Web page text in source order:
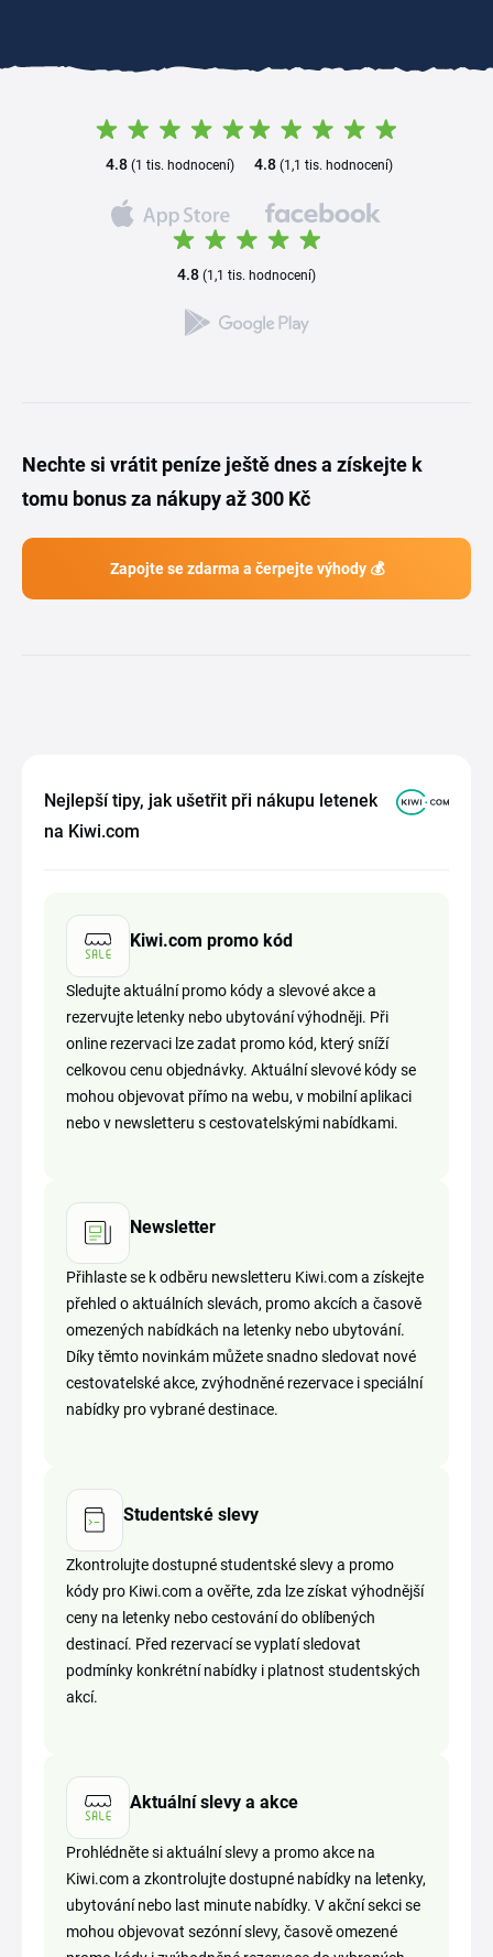
4.8 (1 tis. hodnocení) 4.8(1,1 tis. hodnocení)
4.8 (1,1 tis. hodnocení)
Nechte si vrátit peníze ještě dnes a získejte k
tomu bonus za nákupy až 300 Kč
Zapojte se zdarma a čerpejte výhody 💰
Nejlepší tipy, jak ušetřit při nákupu letenek
na Kiwi.com
Kiwi.com promo kód
Sledujte aktuální promo kódy a slevové akce a
rezervujte letenky nebo ubytování výhodněji. Při
online rezervaci lze zadat promo kód, který sníží
celkovou cenu objednávky. Aktuální slevové kódy se
mohou objevovat přímo na webu, v mobilní aplikaci
nebo v newsletteru s cestovatelskými nabídkami.
Newsletter
Přihlaste se k odběru newsletteru Kiwi.com a získejte
přehled o aktuálních slevách, promo akcích a časově
omezených nabídkách na letenky nebo ubytování.
Díky těmto novinkám můžete snadno sledovat nové
cestovatelské akce, zvýhodněné rezervace i speciální
nabídky pro vybrané destinace.
Studentské slevy
Zkontrolujte dostupné studentské slevy a promo
kódy pro Kiwi.com a ověřte, zda lze získat výhodnější
ceny na letenky nebo cestování do oblíbených
destinací. Před rezervací se vyplatí sledovat
podmínky konkrétní nabídky i platnost studentských
akcí.
Aktuální slevy a akce
Prohlédněte si aktuální slevy a promo akce na
Kiwi.com a zkontrolujte dostupné nabídky na letenky,
ubytování nebo last minute nabídky. V akční sekci se
mohou objevovat sezónní slevy, časově omezené